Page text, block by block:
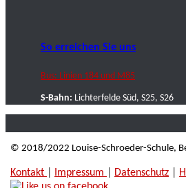
So erreichen Sie uns
Bus: Linien 184 und M85
S-Bahn: Lichterfelde Süd, S25, S26
© 2018/2022 Louise-Schroeder-Schule,
Kontakt Impressum Datenschutz